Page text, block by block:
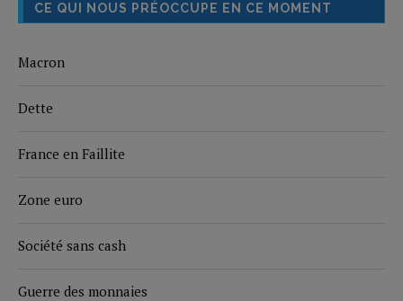
CE QUI NOUS PRÉOCCUPE EN CE MOMENT
Macron
Dette
France en Faillite
Zone euro
Société sans cash
Guerre des monnaies